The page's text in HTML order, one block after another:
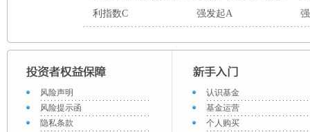
利指数C
强发起A
风险声明
风险提示函
隐私条款
认识基金
基金运营
个人购买